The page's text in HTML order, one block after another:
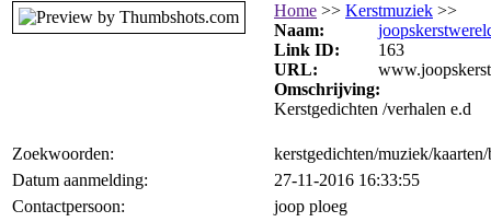
Home >> Kerstmuziek >>
Naam:
Link ID:
163
URL:
Omschrijving:
Kerstgedichten /verhalen e.d
Zoekwoorden:
kerstgedichten/muziek/
Datum aanmelding:
27-11-2016 16:33:55
Contactpersoon:
joop ploeg